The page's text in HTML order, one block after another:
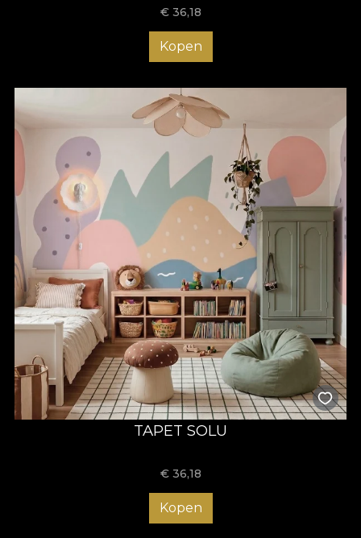
€ 36,18
Kopen
TAPET SOLU
€ 36,18
Kopen